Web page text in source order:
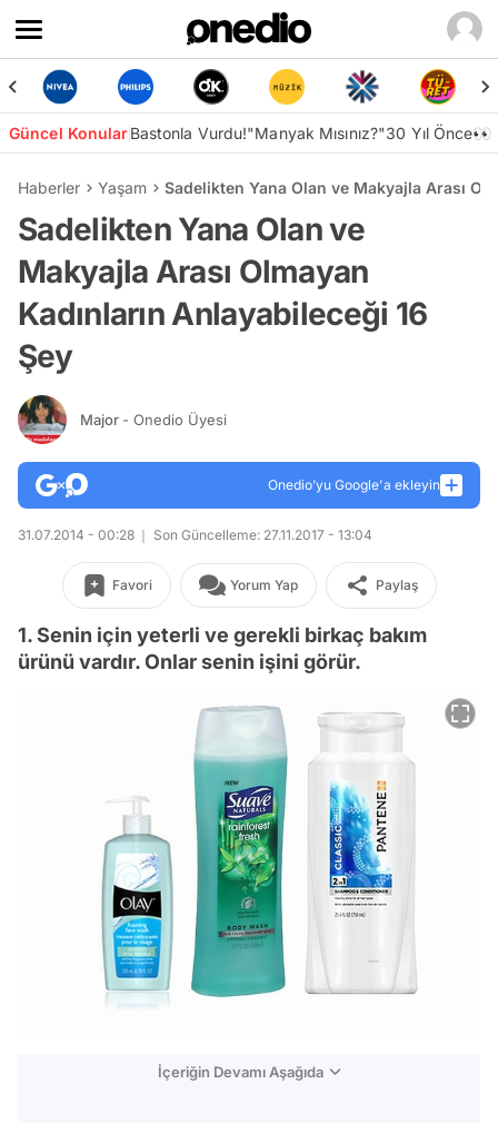
Güncel KonularBastonla Vurdu!"Manyak Mısınız?"30 Yıl Önce👀
Haberler Yaşam Sadelikten Yana Olan ve Makyajla Arası
Sadelikten Yana Olan ve
Makyajla Arası Olmayan
Kadınların Anlayabileceği 16
Şey
Major - Onedio Üyesi
Onedio’yu Google'a ekleyin
31.07.2014 - 00:28 Son Güncelleme: 27.11.2017 - 13:04
Favori Yorum Yap Paylaş
1. Senin için yeterli ve gerekli birkaç bakım
ürünü vardır. Onlar senin işini görür.
İçeriğin Devamı Aşağıda